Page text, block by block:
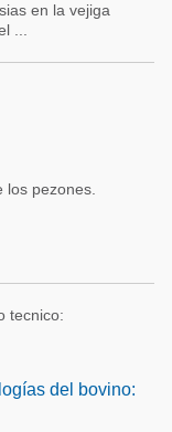
en la vejiga
...
pezones.
tecnico:
del bovino: